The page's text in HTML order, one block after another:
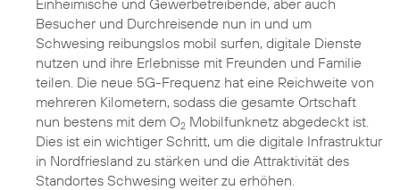
Besucher und Durchreisende nun in und um
Schwesing reibungslos mobil surfen, digitale Dienste
nutzen und ihre Erlebnisse mit Freunden und Familie
teilen. Die neue 5G-Frequenz hat eine Reichweite von
mehreren Kilometern, sodass die gesamte Ortschaft
nun bestens mit dem O2 Mobilfunknetz abgedeckt ist.
Dies ist ein wichtiger Schritt, um die digitale Infrastruktur
in Nordfriesland zu stärken und die Attraktivität des
Standortes Schwesing weiter zu erhöhen.